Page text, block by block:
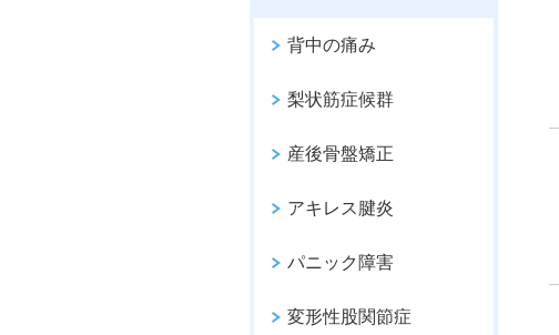
背中の痛み
梨状筋症候群
産後骨盤矯正
アキレス腱炎
パニック障害
変形性股関節症